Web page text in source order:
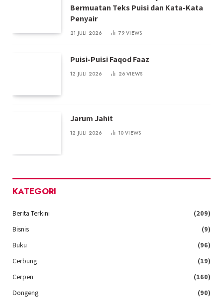
Bermuatan Teks Puisi dan Kata-Kata
Penyair
21 JULI 2026 79VIEWS
Puisi-Puisi Faqod Faaz
12 JULI 2026 26VIEWS
Jarum Jahit
12 JULI 2026 10VIEWS
KATEGORI
Berita Terkini
(209)
Bisnis
(9)
Buku
(96)
Cerbung
(19)
Cerpen
(160)
Dongeng
(90)